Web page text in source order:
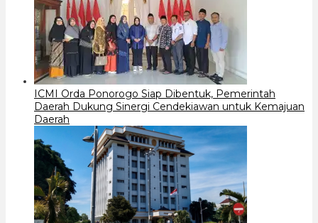
ICMI Orda Ponorogo Siap Dibentuk, Pemerintah
Daerah Dukung Sinergi Cendekiawan untuk Kemajuan
Daerah